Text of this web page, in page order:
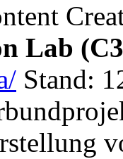
Lab
Stand: